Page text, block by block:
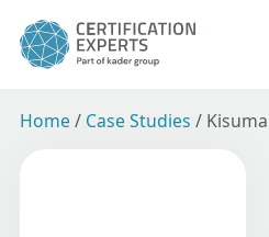
Home / Case Studies /